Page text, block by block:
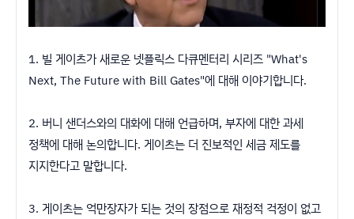
1. 빌 게이츠가 새로운 넷플릭스 다큐멘터리 시리즈 "What's
Next, The Future with Bill Gates"에 대해 이야기합니다.
2. 버니 샌더스와의 대화에 대해 언급하며, 부자에 대한 과세
정책에 대해 논의합니다. 게이츠는 더 진보적인 세금 제도를
지지한다고 말합니다.
3. 게이츠는 억만장자가 되는 것의 장점으로 재정적 걱정이 없고